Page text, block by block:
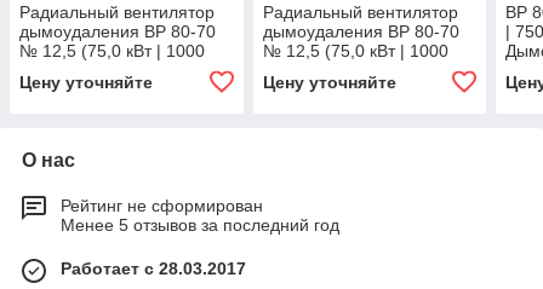
Радиальный вентилятор
дымоудаления ВР 80-70
№ 12,5 (75,0 кВт | 1000
Цену уточняйте
Радиальный вентилятор
дымоудаления ВР 80-70
№ 12,5 (75,0 кВт | 1000
Цену уточняйте
ВР
|
О нас
Рейтинг не сформирован
Менее 5 отзывов за последний год
Работает с 28.03.2017